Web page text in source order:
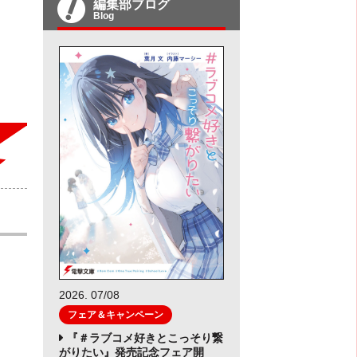
編集部ブログ
Blog
2026. 07/08
フェア＆キャンペーン
『＃ラブコメ好きとこっそり繋
がりたい』発売記念フェア開